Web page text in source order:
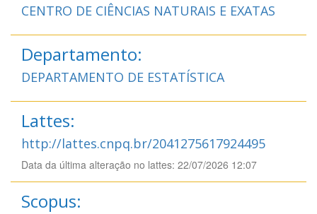
CENTRO DE CIÊNCIAS NATURAIS E EXATAS
Departamento:
DEPARTAMENTO DE ESTATÍSTICA
Lattes:
http://lattes.cnpq.br/2041275617924495
Data da última alteração no lattes: 22/07/2026 12:07
Scopus: